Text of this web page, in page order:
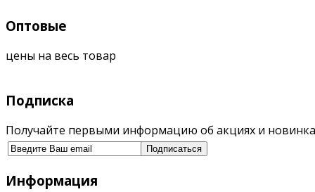
Оптовые
цены на весь товар
Подписка
Получайте первыми информацию об акциях и
Информация